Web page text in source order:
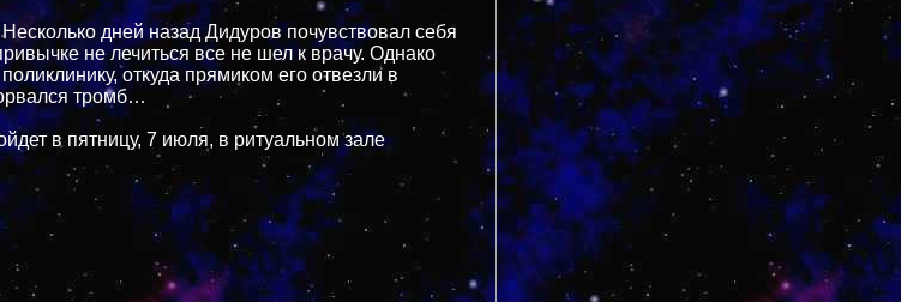
дней назад Дидуров почувствовал себя
не лечиться все не шел к врачу. Однако
откуда прямиком его отвезли в
тромб…
в пятницу, 7 июля, в ритуальном зале